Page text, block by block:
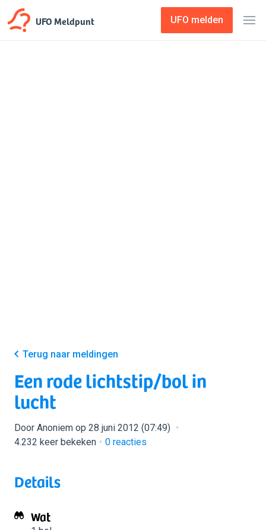
UFO Meldpunt UFO melden
Terug naar meldingen
Een rode lichtstip/bol in
lucht
Door Anoniem op 28 juni 2012 (07:49)
4.232 keer bekeken
0 reacties
Details
Wat